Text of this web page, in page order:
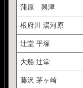
蒲原 興津
根府川 湯河原
辻堂 平塚
大船 辻堂
藤沢 茅ヶ崎